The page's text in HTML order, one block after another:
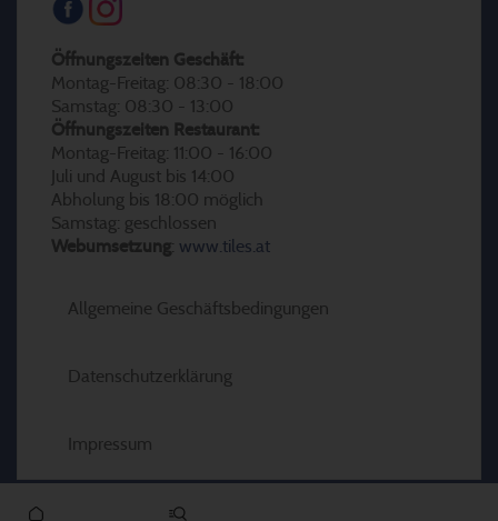
Öffnungszeiten Geschäft:
Montag-Freitag: 08:30 - 18:00
Samstag: 08:30 - 13:00
Öffnungszeiten Restaurant:
Montag-Freitag: 11:00 - 16:00
Juli und August bis 14:00
Abholung bis 18:00 möglich
Samstag: geschlossen
Webumsetzung: www.tiles.at
Allgemeine Geschäftsbedingungen
Datenschutzerklärung
Impressum